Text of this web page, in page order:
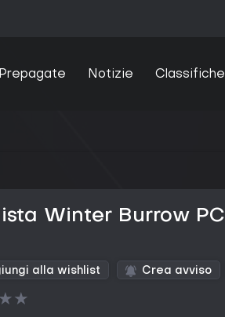
Prepagate Notizie Classifiche
Winter Burrow PC
alla wishlist Crea avviso
★★